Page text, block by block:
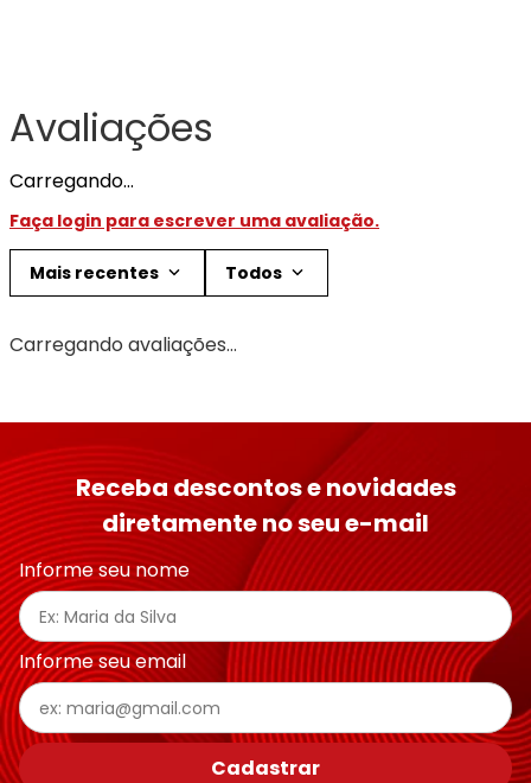
Avaliações
Carregando…
Faça login para escrever uma avaliação.
Mais recentes Todos
Carregando avaliações…
Receba descontos e novidades
diretamente no seu e-mail
Informe seu nome
Informe seu email
Cadastrar